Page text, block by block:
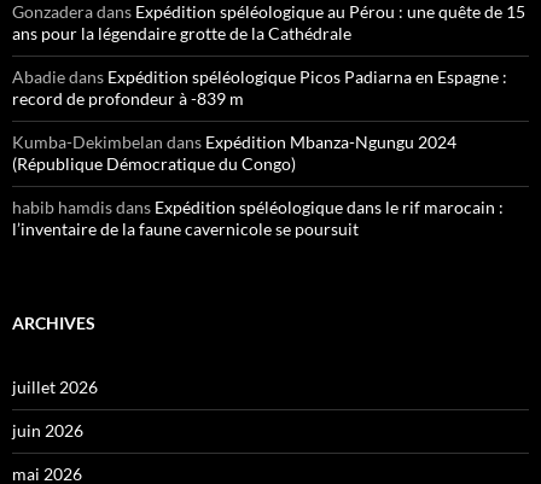
Gonzaderadans Expédition spéléologique au Pérou : une quête de 15
ans pour la légendaire grotte de la Cathédrale
Abadiedans Expédition spéléologique Picos Padiarna en Espagne :
record de profondeur à -839 m
Kumba-Dekimbelan dans Expédition Mbanza-Ngungu 2024
(République Démocratique du Congo)
habib hamdisdans Expédition spéléologique dans le rif marocain :
l’inventaire de la faune cavernicole se poursuit
ARCHIVES
juillet 2026
juin 2026
mai 2026